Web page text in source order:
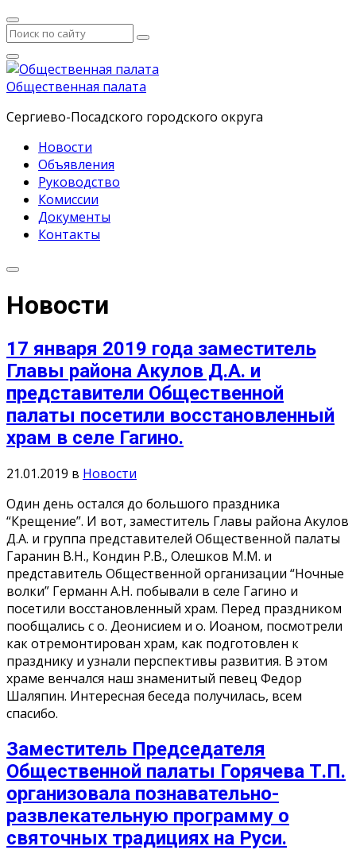
Общественная палата
Сергиево-Посадского городского округа
Новости
Объявления
Руководство
Комиссии
Документы
Контакты
Новости
17 января 2019 года заместитель
Главы района Акулов Д.А. и
представители Общественной
палаты посетили восстановленный
храм в селе Гагино.
21.01.2019 в Новости
Один день остался до большого праздника
“Крещение”. И вот, заместитель Главы района Акулов
Д.А. и группа представителей Общественной палаты
Гаранин В.Н., Кондин Р.В., Олешков М.М. и
представитель Общественной организации “Ночные
волки” Германн А.Н. побывали в селе Гагино и
посетили восстановленный храм. Перед праздником
пообщались с о. Деонисием и о. Иоаном, посмотрели
как отремонтирован храм, как подготовлен к
празднику и узнали перспективы развития. В этом
храме венчался наш знаменитый певец Федор
Шаляпин. Интересная беседа получилась, всем
спасибо.
Заместитель Председателя
Общественной палаты Горячева Т.П.
организовала познавательно-
развлекательную программу о
святочных традициях на Руси.